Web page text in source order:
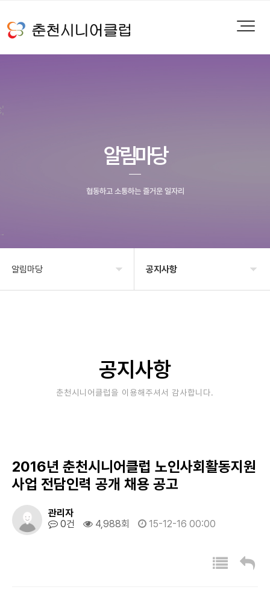
알림마당
협동하고 소통하는 즐거운 일자리
알림마당 공지사항
보도자료
사진&영상
공지사항
춘천시니어클럽을 이용해주셔서 감사합니다.
2016년 춘천시니어클럽 노인사회활동지원
사업 전담인력 공개 채용 공고
관리자
0건
4,988회 15-12-16 00:00